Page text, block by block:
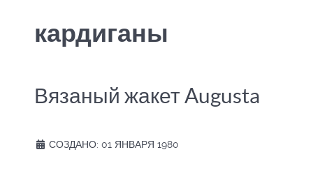
кардиганы
Вязаный жакет Augusta
СОЗДАНО: 01 ЯНВАРЯ 1980